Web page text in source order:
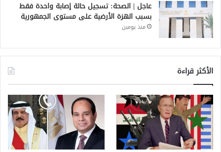
عاجل | الصحة: تسجيل حالة إصابة واحدة فقط
بسبب الهزة الأرضية على مستوى الجمهورية
منذ يومين
الأكثر قراءة